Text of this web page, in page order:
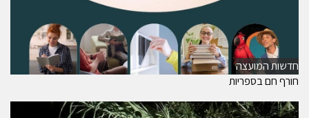
חדשות המועצה
חורף חם בספריות